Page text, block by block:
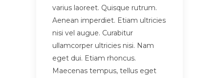
varius laoreet. Quisque rutrum.
Aenean imperdiet. Etiam ultricies
nisi vel augue. Curabitur
ullamcorper ultricies nisi. Nam
eget dui. Etiam rhoncus.
Maecenas tempus, tellus eget